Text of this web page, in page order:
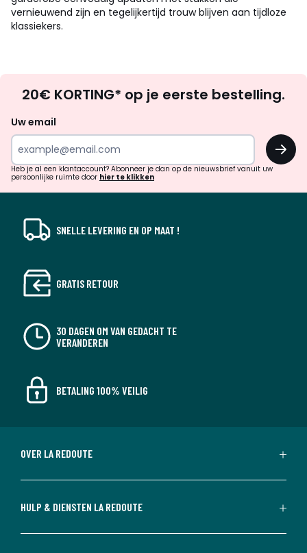
vernieuwend zijn en tegelijkertijd trouw blijven aan tijdloze
klassiekers.
zoek
inspiratie
verrassingen?
20€ KORTING* op je eerste bestelling.
Uw email
OK
Heb je al een klantaccount? Abonneer je dan op de nieuwsbrief vanuit uw
persoonlijke ruimte door hier te klikken
SNELLE LEVERING EN OP MAAT !
GRATIS RETOUR
30 DAGEN OM VAN GEDACHT TE
VERANDEREN
BETALING 100% VEILIG
OVER LA REDOUTE
HULP & DIENSTEN LA REDOUTE